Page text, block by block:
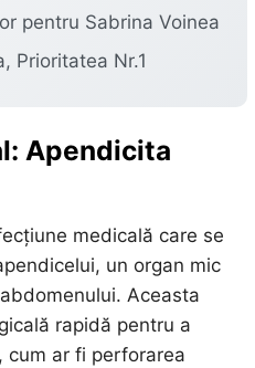
pentru Sabrina Voinea
Prioritatea Nr.1
Apendicita
medicală care se
un organ mic
Aceasta
rapidă pentru a
cum ar fi perforarea